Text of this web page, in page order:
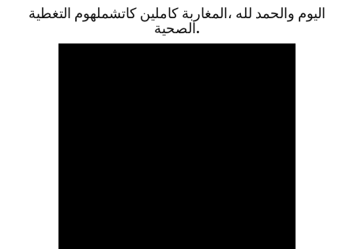
اليوم والحمد لله ،المغاربة كاملين كاتشملهوم التغطية
الصحية.